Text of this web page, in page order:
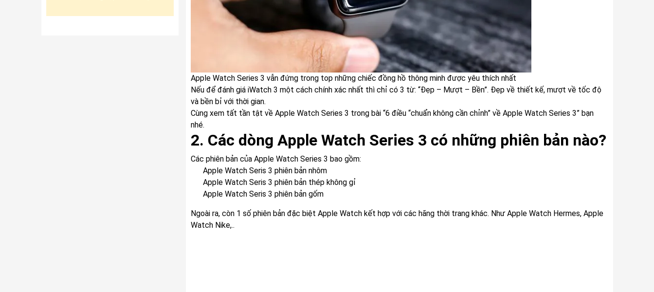
Apple Watch Series 3 vẫn đứng trong top những chiếc đồng hồ thông minh được yêu thích nhất
Nếu để đánh giá iWatch 3 một cách chính xác nhất thì chỉ có 3 từ: “Đẹp – Mượt – Bền”. Đẹp về thiết kế, mượt về tốc độ
và bền bỉ với thời gian.
Cùng xem tất tần tật về Apple Watch Series 3 trong bài “6 điều “chuẩn không cần chỉnh” về Apple Watch Series 3” bạn
nhé.
2. Các dòng Apple Watch Series 3 có những phiên bản nào?
Các phiên bản của Apple Watch Series 3 bao gồm:
Apple Watch Seris 3 phiên bản nhôm
Apple Watch Seris 3 phiên bản thép không gỉ
Apple Watch Seris 3 phiên bản gốm
Ngoài ra, còn 1 số phiên bản đặc biệt Apple Watch kết hợp với các hãng thời trang khác. Như Apple Watch Hermes, Apple
Watch Nike,..